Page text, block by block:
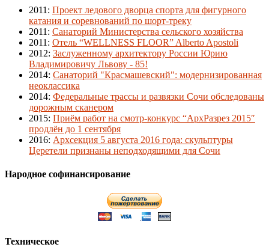
2011 : Проект ледового дворца спорта для фигурного
катания и соревнований по шорт-треку
2011 : Санаторий Министерства сельского хозяйства
2011 : Отель “WELLNESS FLOOR” Alberto Apostoli
2012: Заслуженному архитектору России Юрию
Владимировичу Львову - 85!
2014: Санаторий "Красмашевский": модернизированная
неоклассика
2014: Федеральные трассы и развязки Сочи обследованы
дорожным сканером
2015: Приём работ на смотр-конкурс “АрхРазрез 2015″
продлён до 1 сентября
2016: Архсекция 5 августа 2016 года: скульптуры
Церетели признаны неподходящими для Сочи
Народное софинансирование
Техническое